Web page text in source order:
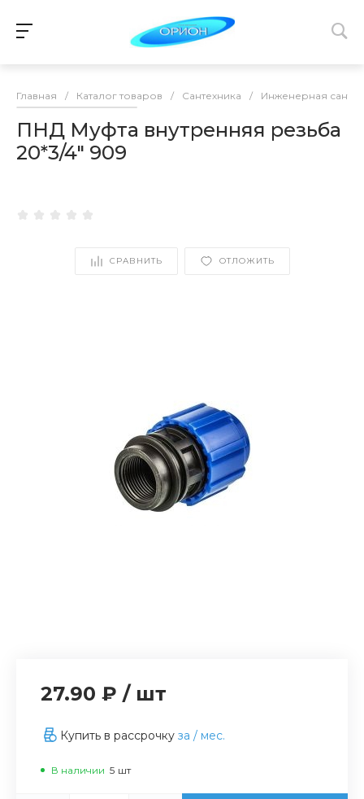
Главная / Каталог товаров / Сантехника / Инженерная
ПНД Муфта внутренняя резьба
20*3/4" 909
СРАВНИТЬ ОТЛОЖИТЬ
27.90 ₽ / шт
Купить в рассрочку за / мес.
В наличии 5 шт